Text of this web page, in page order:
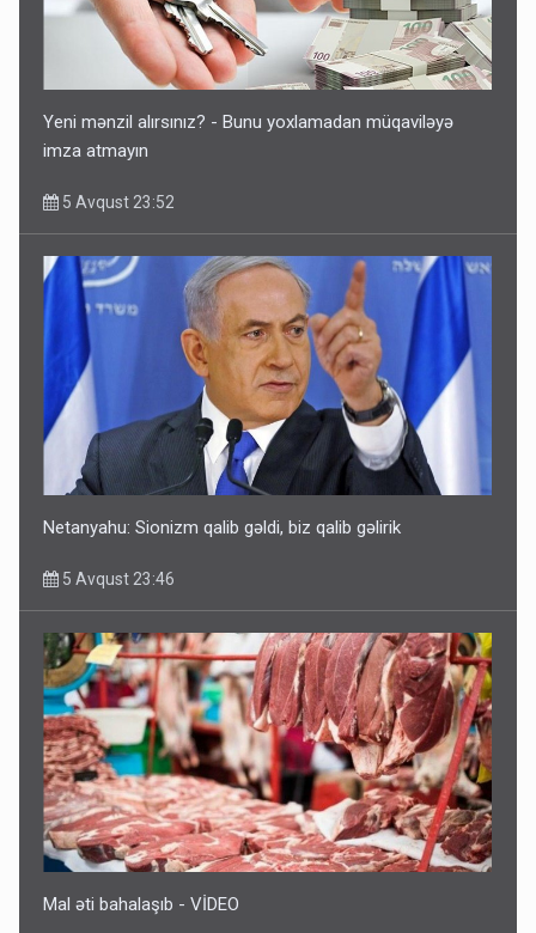
Ərdoğana sui-qəsd planının iştirakçısı detalları açıqladı
5 Avqust 16:56
Rusiya Azərbaycan vətədaşlarını deport etdi
5 Avqust 11:53
Rusiya azərbaycanlı diasporun obyektini məhv etdi -
FOTOLAR
5 Avqust 10:58
Yeni mənzil alırsınız? - Bunu yoxlamadan müqaviləyə
imza atmayın
5 Avqust 23:52
Netanyahu: Sionizm qalib gəldi, biz qalib gəlirik
5 Avqust 23:46
Mal əti bahalaşıb - VİDEO